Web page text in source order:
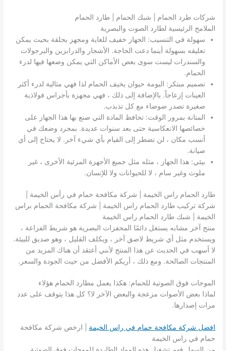
شركات طرد الحمام | شبك الحمام | طارد الحمام
الملامح الرئيسية لطارد الصوت والبصرية
سهولة في التنسيب: الجهاز خفيف للغاية ومجهز بحلقة بحيث يمكن
تعليقه بسهولة أينما دعت الحاجة. الأشجار والدرابزين والبرجولات
والسندرات ليست سوى بعض الأماكن التي يمكن وضعها فيها لدرء
الحمام.
تصميم مبتكر: البومة حيوان يخيف الحمام لذا فهي مثالية لدرء أكثر
العينات إزعاجاً. بالإضافة إلى ذلك ، فهي مجهزة بأجراس فولاذية
صغيرة تصدر ضوضاء مع كل تذبذب.
المتانة بمرور الوقت: تحافظ المادة التي صنع بها هذا الجهاز على
خصائصها الانعكاسية حتى بعد سنوات عديدة. بمجرد وضعك في
أنسب مكان ، لن تضطر إلى القيام بأي شيء آخر. لا يحتاج إلى أي
صيانة.
بيئي: هذا الجهاز ، مثله مثل جميع الأجهزة المرئية الأخرى ، غير
ملوث وغير سام ، لا للحيوانات ولا للإنسان.
طارد الحمام راس الخيمة | شركة مكافحة حمام في رأس الخيمة |
شركة تركيب طارد الحمام راس الخيمة | شركة مكافحة الحمام براس
الخيمة | شبك طارد الحمام راس الخيمة
منتج آخر مشابه يستغل دائمًا المحفزات البصرية هو شريط الفزاعة ،
ويستخدم مثل أي شريط لاصق آخر ، ويكلف القليل ، وهو صديق للبيئة.
لا أسهب في الحديث عن هذا المنتج لأنني أعتقد أن هناك المزيد من
المنتجات الصالحة. ومع ذلك ، أريكم الأفضل من حيث الجودة والسعر.
الموجات فوق الصوتية للحمام: هكذا يعمل مطارد الحمام هؤلاء
لماذا بعض الأصوات مزعجة والبعض الآخر لا؟ كل هذا يتوقف على عدد
مرات إصدارها.
افضل شركة مكافحة حمام في راس الخيمة | ارخص شركة مكافحة
حمام في راس الخيمة